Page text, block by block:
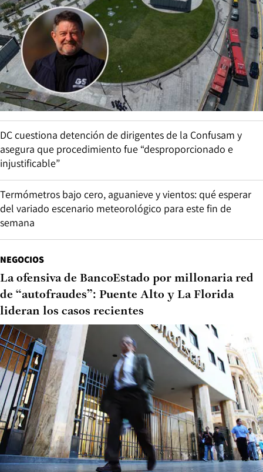
DC cuestiona detención de dirigentes de la Confusam y
asegura que procedimiento fue “desproporcionado e
injustificable”
Termómetros bajo cero, aguanieve y vientos: qué esperar
del variado escenario meteorológico para este fin de
semana
NEGOCIOS
La ofensiva de BancoEstado por millonaria red
de “autofraudes”: Puente Alto y La Florida
lideran los casos recientes